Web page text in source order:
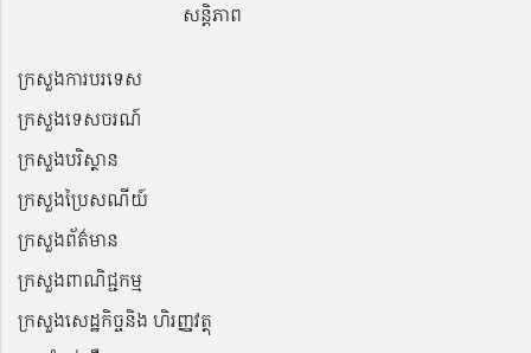
សន្តិភាព
ក្រសួងការបរទេស
ក្រសួងទេសចរណ៍
ក្រសួងបរិស្ថាន
ក្រសួងប្រៃសណីយ៍
ក្រសួងព័ត៌មាន
ក្រសួងពាណិជ្ជកម្ម
ក្រសួងសេដ្ឋកិច្ចនិង ហិរញ្ញវត្ថុ